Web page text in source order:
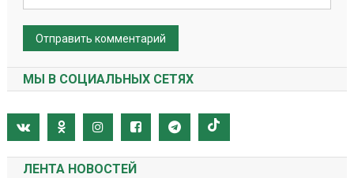
МЫ В СОЦИАЛЬНЫХ СЕТЯХ
ЛЕНТА НОВОСТЕЙ